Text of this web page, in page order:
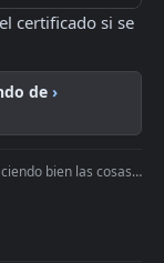
certificado si se
de ›
de web service de una persona jurídica, necesito delegar ese